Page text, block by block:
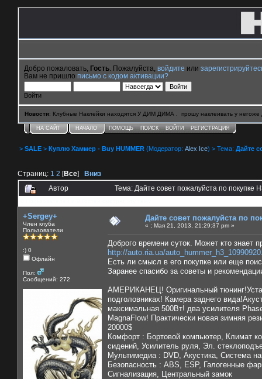
Добро пожаловать, Гость . Пожалуйста, войдите или
Вам не пришло письмо с кодом активации?
Войти
Новости: Клубные Наклейки находятся У ДИМ ДИМА . прошу наклеивать у негоже
НА САЙТ НАЧАЛО ПОМОЩЬ ПОИСК ВОЙТИ РЕГИСТРАЦИЯ
> SALE > Куплю Хаммер - Buy HUMMER (Модератор: Alex Ice) > Тема: Дайте
Страниц: 1 2 [Все] Вниз
Автор
Тема: Дайте совет пожалуйста по покупке
+Sergey+
Член клуба
Пользователи
:) 0
Офлайн
Пол:
Сообщений: 272
Дайте совет пожалуйста по
« : Мая 21, 2013, 21:29:37 pm »
Доброго времени суток. Может кто знает
http://auto.ria.ua/
Есть ли смысл в его покупке или еще
Заранее спасибо за советы и
АМЕРИКАНЕЦ! Оригинальный
подголовниках! Камера заднего
максимальная 500Вт! два усилителя
MagnaFlow! Практически новая зимняя
20000$
Комфорт : Бортовой компьютер, Климат
сидений, Усилитель руля, Эл.
Мультимедиа : DVD, Акустика, Система
Безопасность : ABS, ESP, Галогенные
Сигнализация, Центральный замок